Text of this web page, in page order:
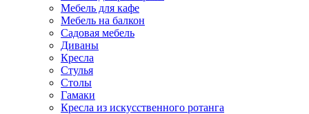
Мебель для кафе
Мебель на балкон
Садовая мебель
Диваны
Кресла
Стулья
Столы
Гамаки
Кресла из искусственного ротанга